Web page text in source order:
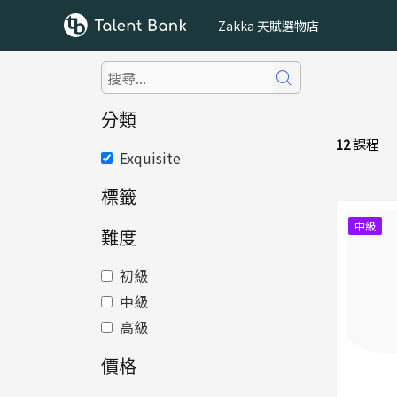
Zakka 天賦選物店
分類
Exquisite
標籤
難度
初級
中級
高級
價格
12課程
中級